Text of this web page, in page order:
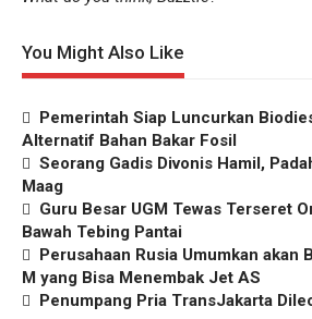
You Might Also Like
Pemerintah Siap Luncurkan
Alternatif Bahan Bakar Fosil
Seorang Gadis Divonis Hamil,
Maag
Guru Besar UGM Tewas Terseret
Bawah Tebing Pantai
Perusahaan Rusia Umumkan akan
M yang Bisa Menembak Jet AS
Penumpang Pria TransJakarta